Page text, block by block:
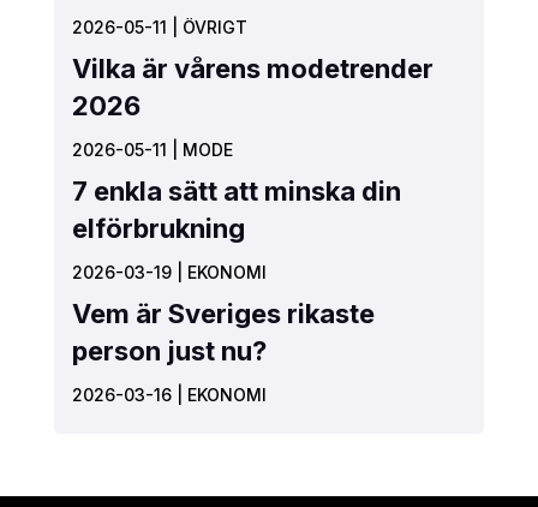
2026-05-11 ÖVRIGT
Vilka är vårens modetrender
2026
2026-05-11 MODE
7 enkla sätt att minska din
elförbrukning
2026-03-19| EKONOMI
Vem är Sveriges rikaste
person just nu?
2026-03-16| EKONOMI